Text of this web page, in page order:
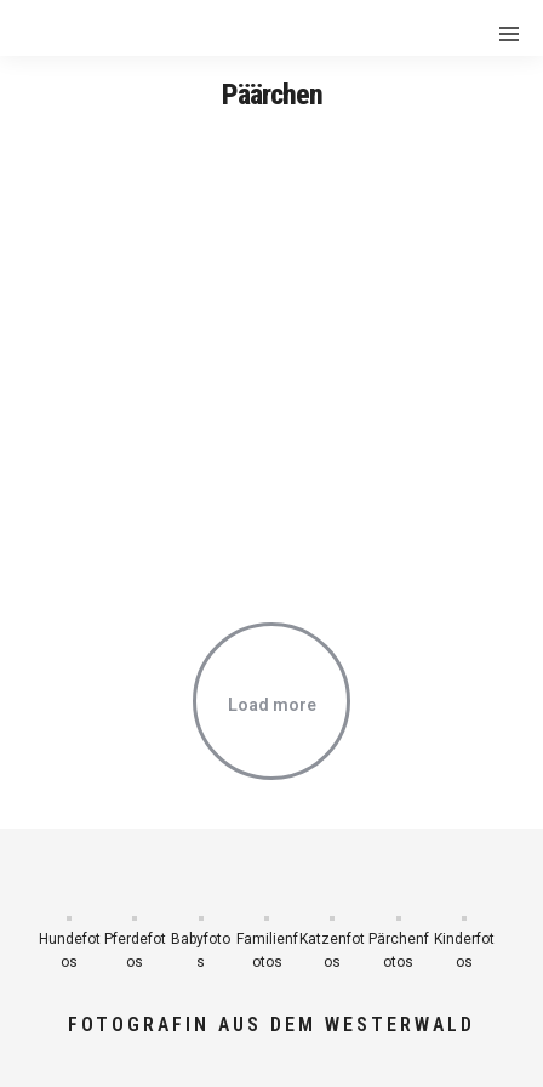
Päärchen
Load more
Hundefot
os
Pferdefot
os
Babyfoto
s
Familienf
otos
Katzenfot
os
Pärchenf
otos
Kinderfot
os
FOTOGRAFIN AUS DEM WESTERWALD